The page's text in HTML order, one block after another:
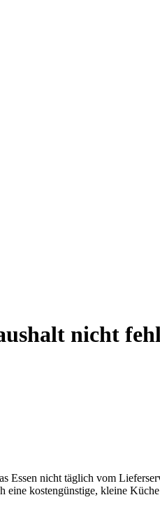
nicht
nicht täglich vom
kostengünstige, kleine